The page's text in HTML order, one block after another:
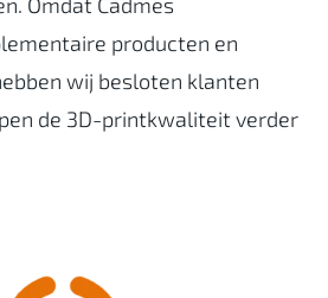
producten en
wij besloten klanten
de 3D-printkwaliteit verder